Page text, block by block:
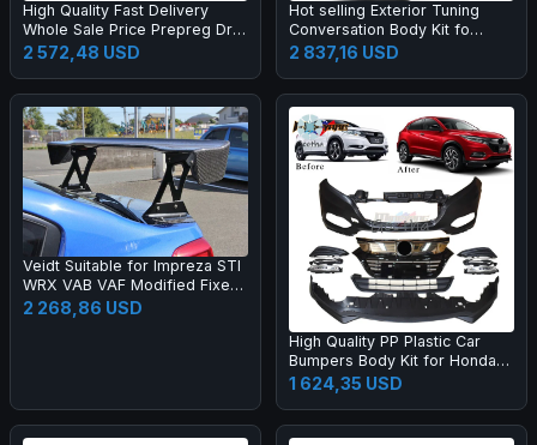
High Quality Fast Delivery
Whole Sale Price Prepreg Dry
Carbon Fiber Performance
Side Skirts for R8 2019-2023
2 572,48 USD
Hot selling Exterior Tuning
Conversation Body Kit fo
2009-2012 Auto Parts Car
2 837,16 USD
Veidt Suitable for Impreza STI
WRX VAB VAF Modified Fixed
Wing EUR Model Carbon Fiber
GT Large Spoiler
2 268,86 USD
High Quality PP Plastic Car
Bumpers Body Kit for Honda
2015 HRV Vezel Upgrade 20
1 624,35 USD